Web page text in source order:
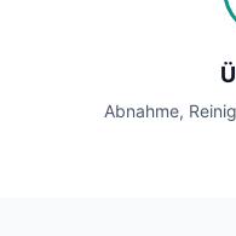
Abnahme,